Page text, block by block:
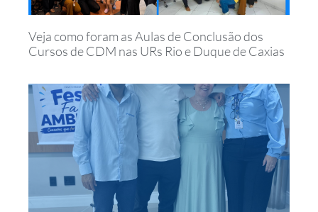
Veja como foram as Aulas de Conclusão dos
Cursos de CDM nas URs Rio e Duque de Caxias